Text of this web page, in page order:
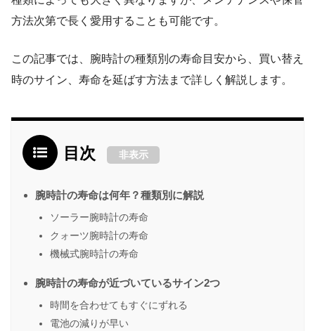
方法次第で長く愛用することも可能です。
この記事では、腕時計の種類別の寿命目安から、買い替え
時のサイン、寿命を延ばす方法まで詳しく解説します。
目次 非表示
腕時計の寿命は何年？種類別に解説
ソーラー腕時計の寿命
クォーツ腕時計の寿命
機械式腕時計の寿命
腕時計の寿命が近づいているサイン2つ
時間を合わせてもすぐにずれる
電池の減りが早い